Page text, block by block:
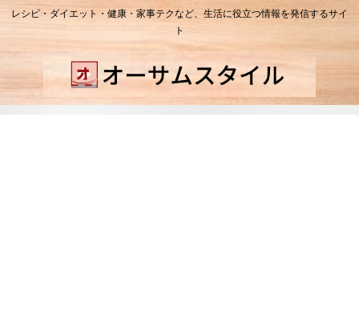
レシピ・ダイエット・健康・家事テクなど、生活に役立つ情報を発信するサイ
ト